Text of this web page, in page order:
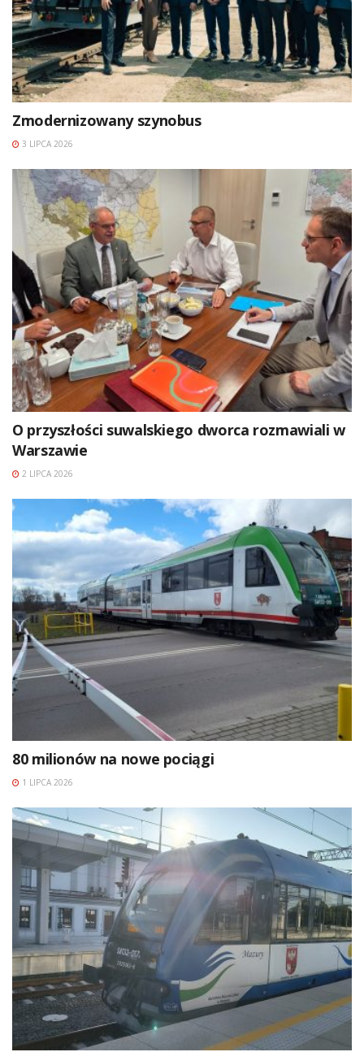
Zmodernizowany szynobus
3 LIPCA 2026
O przyszłości suwalskiego dworca rozmawiali w
Warszawie
2 LIPCA 2026
80 milionów na nowe pociągi
1 LIPCA 2026